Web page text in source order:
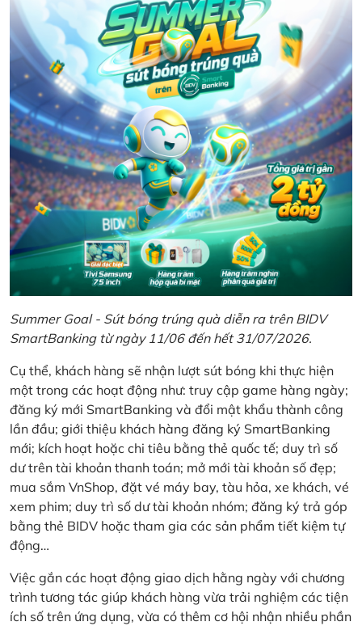
Summer Goal - Sút bóng trúng quà diễn ra trên BIDV
SmartBanking từ ngày 11/06 đến hết 31/07/2026.
Cụ thể, khách hàng sẽ nhận lượt sút bóng khi thực hiện
một trong các hoạt động như: truy cập game hàng ngày;
đăng ký mới SmartBanking và đổi mật khẩu thành công
lần đầu; giới thiệu khách hàng đăng ký SmartBanking
mới; kích hoạt hoặc chi tiêu bằng thẻ quốc tế; duy trì số
dư trên tài khoản thanh toán; mở mới tài khoản số đẹp;
mua sắm VnShop, đặt vé máy bay, tàu hỏa, xe khách, vé
xem phim; duy trì số dư tài khoản nhóm; đăng ký trả góp
bằng thẻ BIDV hoặc tham gia các sản phẩm tiết kiệm tự
động…
Việc gắn các hoạt động giao dịch hằng ngày với chương
trình tương tác giúp khách hàng vừa trải nghiệm các tiện
ích số trên ứng dụng, vừa có thêm cơ hội nhận nhiều phần